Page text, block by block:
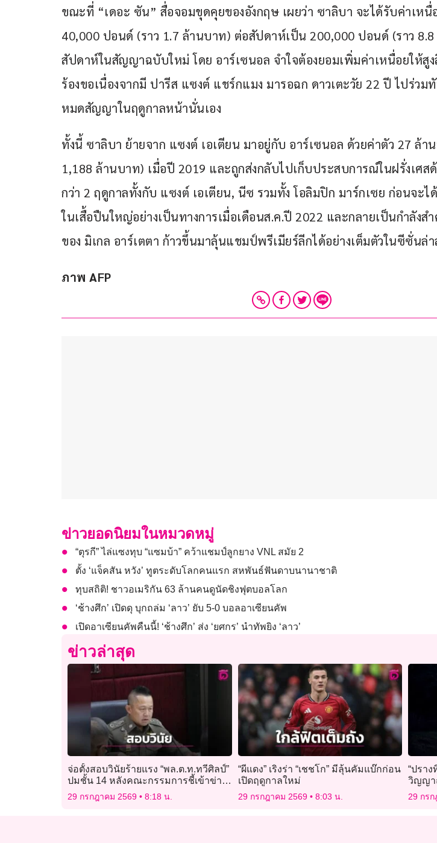
ขณะที่ “เดอะ ซัน” สื่อจอมขุดคุยของอังกฤษ เผยว่า ซาลิบา จะได้รับค่าเหนื่
40,000 ปอนด์ (ราว 1.7 ล้านบาท) ต่อสัปดาห์เป็น 200,000 ปอนด์ (ราว
สัปดาห์ในสัญญาฉบับใหม่ โดย อาร์เซนอล จำใจต้องยอมเพิ่มค่าเหนื่อยให้สู
ร้องขอเนื่องจากมี ปารีส แซงต์ แชร์กแมง มารอฉก ดาวเตะวัย 22 ปี ไปร่ว
หมดสัญญาในฤดูกาลหน้านั่นเอง
ทั้งนี้ ซาลิบา ย้ายจาก แซงต์ เอเตียน มาอยู่กับ อาร์เซนอล ด้วยค่าตัว 27 ล้า
1,188 ล้านบาท) เมื่อปี 2019 และถูกส่งกลับไปเก็บประสบการณ์ในฝรั่งเศ
กว่า 2 ฤดูกาลทั้งกับ แซงต์ เอเตียน, นีซ รวมทั้ง โอลิมปิก มาร์กเซย ก่อนจะไ
ในเสื้อปืนใหญ่อย่างเป็นทางการเมื่อเดือนส.ค.ปี 2022 และกลายเป็นกำลังส
ของ มิเกล อาร์เตตา ก้าวขึ้นมาลุ้นแชมป์พรีเมียร์ลีกได้อย่างเต็มตัวในซีซั่นล่
ภาพ AFP
ข่าวยอดนิยมในหมวดหมู่
“ตุรกี” ไล่แซงทุบ “แซมบ้า” คว้าแชมป์ลูกยาง VNL สมัย 2
ตั้ง ‘แจ็คสัน หวัง’ ทูตระดับโลกคนแรก สหพันธ์ฟันดาบนานาชาติ
ทุบสถิติ! ชาวอเมริกัน 63 ล้านคนดูนัดชิงฟุตบอลโลก
‘ช้างศึก’ เปิดดุ บุกถล่ม ‘ลาว’ ยับ 5-0 บอลอาเซียนคัพ
เปิดอาเซียนคัพคืนนี้! ‘ช้างศึก’ ส่ง ‘ยศกร’ นำทัพยิง ‘ลาว’
ข่าวล่าสุด
จ่อตั้งสอบวินัยร้ายแรง “พล.ต.ท.ทวีศิลป์”
ปมชั้น 14 หลังคณะกรรมการชี้เข้าข่าย
ผิดจริยธรรม
29 กรกฎาคม 2569 8:18 น.
“ผีแดง” เริงร่า “เชชโก” มีลุ้นคัมแบ๊กก่อน
เปิดฤดูกาลใหม่
29 กรกฎาคม 2569 8:03 น.
“ปรา
วิญญา
“คำส
29 กร